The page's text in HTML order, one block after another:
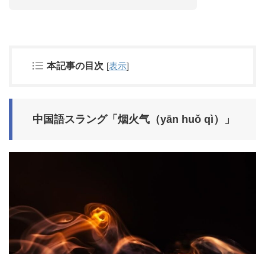
本記事の目次 [表示]
中国語スラング「烟火气（yān huǒ qì）」